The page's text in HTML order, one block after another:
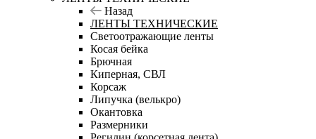
Назад
ЛЕНТЫ ТЕХНИЧЕСКИЕ
Светоотражающие ленты
Косая бейка
Брючная
Киперная, СВЛ
Корсаж
Липучка (велькро)
Окантовка
Размерники